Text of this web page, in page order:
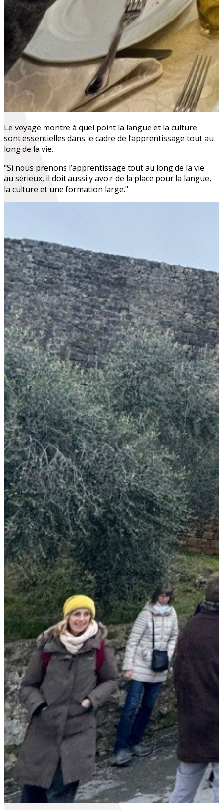
Le voyage montre à quel point la langue et la culture
sont essentielles dans le cadre de l’apprentissage tout au
long de la vie.
"Si nous prenons l’apprentissage tout au long de la vie
au sérieux, il doit aussi y avoir de la place pour la langue,
la culture et une formation large."